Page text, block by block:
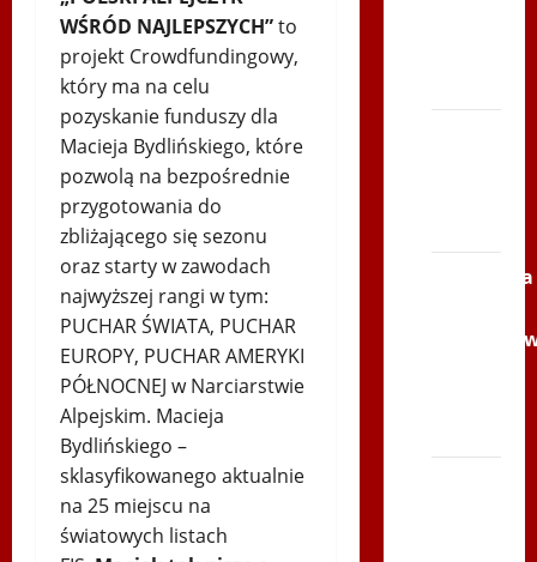
WŚRÓD NAJLEPSZYCH”to
projekt Crowdfundingowy,
który ma na celu
pozyskanie funduszy dla
Macieja Bydlińskiego, które
pozwolą na bezpośrednie
przygotowania do
zbliżającego się sezonu
oraz starty w zawodach
najwyższej rangi w tym:
PUCHAR ŚWIATA, PUCHAR
EUROPY, PUCHAR AMERYKI
PÓŁNOCNEJ w Narciarstwie
Alpejskim. Macieja
Bydlińskiego –
sklasyfikowanego aktualnie
na 25 miejscu na
światowych listach
Siatkówka